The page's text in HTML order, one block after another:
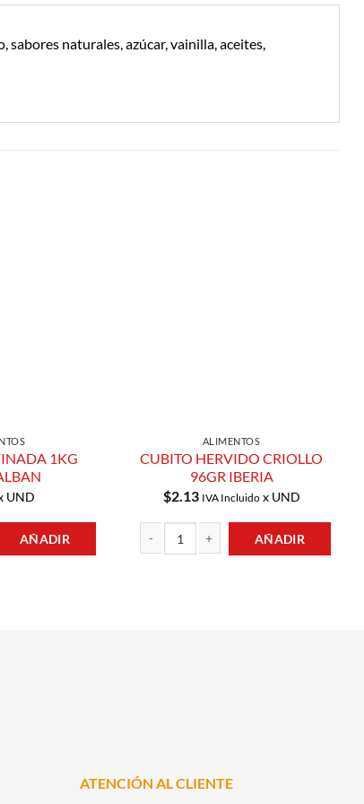
naturales, azúcar, vainilla, aceites,
1KG
UND
AÑADIR
ALIMENTOS
CUBITO HERVIDO CRIOLLO
96GR IBERIA
$2.13 IVA Incluidox UND
AÑADIR
ATENCIÓN AL CLIENTE